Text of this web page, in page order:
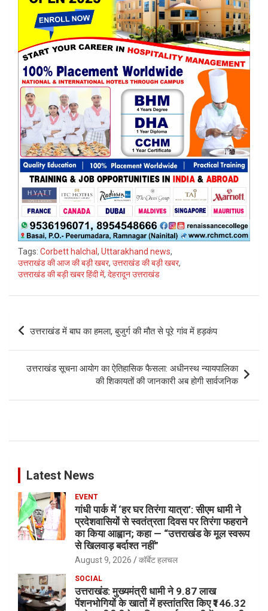
Tags: Corbett halchal , Uttarakhand news,
उत्तराखंड की आज की बड़ी खबर, उत्तराखंड की बड़ी खबर,
उत्तराखंड की बड़ी खबर हिंदी में, देहरादून उत्तराखंड
Post
उत्तराखंड में बाघ का हमला, बुजुर्ग की मौत से पूरे गांव में हड़कंप
उत्तराखंड सूचना आयोग का ऐतिहासिक फैसला: अधीनस्थ न्यायपालिका
की शिकायतों की जानकारी अब होगी सार्वजनिक
Latest News
EVENT
गांधी पार्क में ‘हर घर तिरंगा यात्रा’: सीएम धामी ने
प्रदेशवासियों से स्वतंत्रता दिवस पर तिरंगा फहराने
का किया आह्वान; कहा — “उत्तराखंड के मूल स्वरूप
से खिलवाड़ बर्दाश्त नहीं”
August 9, 2026 कॉर्बेट हलचल
SOCIAL
उत्तराखंड: मुख्यमंत्री धामी ने 9.87 लाख
पेंशनभोगियों के खातों में हस्तांतरित किए ₹146.32